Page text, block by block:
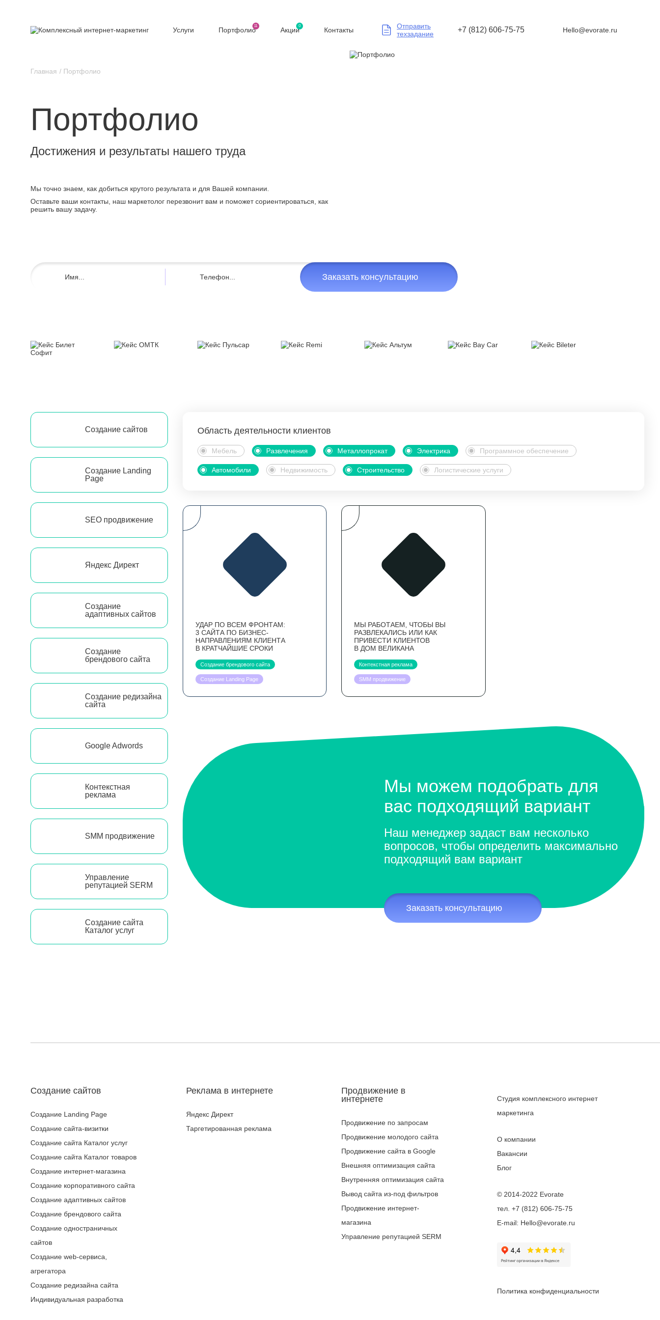
Услуги Портфолио
11
Акции
0
Контакты
Отправить
техзадание
+7 (812) 606-75-75 Hello@evorate.ru
Главная Портфолио
Портфолио
Достижения и результаты нашего труда
Мы точно знаем, как добиться крутого результата и для Вашей компании.
Оставьте ваши контакты, наш маркетолог перезвонит вам и поможет сориентироваться, как
решить вашу задачу.
Заказать консультацию
Создание сайтов
Создание Landing
Page
SEO продвижение
Яндекс Директ
Создание
адаптивных сайтов
Создание
брендового сайта
Создание редизайна
сайта
Google Adwords
Контекстная
реклама
SMM продвижение
Управление
репутацией SERM
Создание сайта
Каталог услуг
Область деятельности клиентов
Мебель Развлечения Металлопрокат Электрика Программное обеспечение
Автомобили Недвижимость Строительство Логистические услуги
УДАР ПО ВСЕМ ФРОНТАМ:
3 САЙТА ПО БИЗНЕС-
НАПРАВЛЕНИЯМ КЛИЕНТА
В КРАТЧАЙШИЕ СРОКИ
Создание брендового сайта
Создание Landing Page
МЫ РАБОТАЕМ, ЧТОБЫ ВЫ
РАЗВЛЕКАЛИСЬ ИЛИ КАК
ПРИВЕСТИ КЛИЕНТОВ
В ДОМ ВЕЛИКАНА
Контекстная реклама
SMM продвижение
Мы можем подобрать для
вас подходящий вариант
Наш менеджер задаст вам несколько
вопросов, чтобы определить максимально
подходящий вам вариант
Заказать консультацию
Создание сайтов
Создание Landing Page
Создание сайта-визитки
Создание сайта Каталог услуг
Создание сайта Каталог товаров
Создание интернет-магазина
Создание корпоративного сайта
Создание адаптивных сайтов
Создание брендового сайта
Создание одностраничных
сайтов
Создание web-сервиса,
агрегатора
Создание редизайна сайта
Индивидуальная разработка
Реклама в интернете
Яндекс Директ
Таргетированная реклама
Продвижение в
интернете
Продвижение по запросам
Продвижение молодого сайта
Продвижение сайта в Google
Внешняя оптимизация сайта
Внутренняя оптимизация сайта
Вывод сайта из-под фильтров
Продвижение интернет-
магазина
Управление репутацией SERM
Студия комплексного интернет
маркетинга
О компании
Вакансии
Блог
© 2014-2022 Evorate
тел. +7 (812) 606-75-75
E-mail: Hello@evorate.ru
Политика конфиденциальности